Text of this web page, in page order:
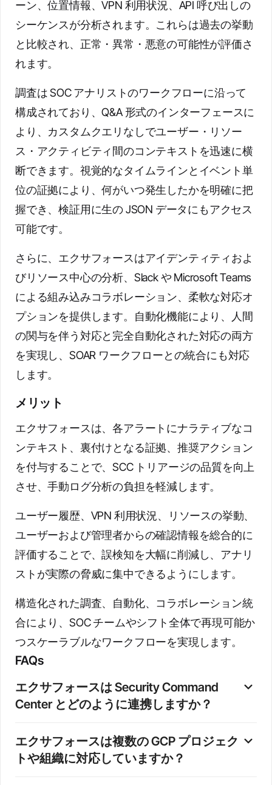
ーン、位置情報、VPN 利用状況、API 呼び出しの
シーケンスが分析されます。これらは過去の挙動
と比較され、正常・異常・悪意の可能性が評価さ
れます。
調査は SOC アナリストのワークフローに沿って
構成されており、Q&A 形式のインターフェースに
より、カスタムクエリなしでユーザー・リソー
ス・アクティビティ間のコンテキストを迅速に横
断できます。視覚的なタイムラインとイベント単
位の証拠により、何がいつ発生したかを明確に把
握でき、検証用に生の JSON データにもアクセス
可能です。
さらに、エクサフォースはアイデンティティおよ
びリソース中心の分析、Slack や Microsoft Teams
による組み込みコラボレーション、柔軟な対応オ
プションを提供します。自動化機能により、人間
の関与を伴う対応と完全自動化された対応の両方
を実現し、SOAR ワークフローとの統合にも対応
します。
メリット
エクサフォースは、各アラートにナラティブなコ
ンテキスト、裏付けとなる証拠、推奨アクション
を付与することで、SCC トリアージの品質を向上
させ、手動ログ分析の負担を軽減します。
ユーザー履歴、VPN 利用状況、リソースの挙動、
ユーザーおよび管理者からの確認情報を総合的に
評価することで、誤検知を大幅に削減し、アナリ
ストが実際の脅威に集中できるようにします。
構造化された調査、自動化、コラボレーション統
合により、SOC チームやシフト全体で再現可能か
つスケーラブルなワークフローを実現します。
FAQs
エクサフォースは Security Command
Center とどのように連携しますか？
果を取り込み、それを Exabot による調査のトリガーと
して使用します。各検出結果について、関連する Cloud
エクサフォースは複数の GCP プロジェク
トや組織に対応していますか？